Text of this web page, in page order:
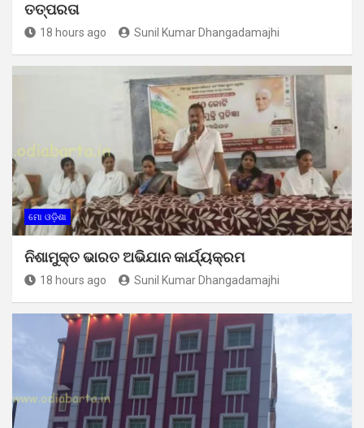
ତତ୍ପରତା
18 hours ago Sunil Kumar Dhangadamajhi
ମୋ ଓଡ଼ିଶା
ନିଶାମୁକ୍ତ ଭାରତ ଅଭିଯାନ କାର୍ଯ୍ୟକ୍ରମ
18 hours ago Sunil Kumar Dhangadamajhi